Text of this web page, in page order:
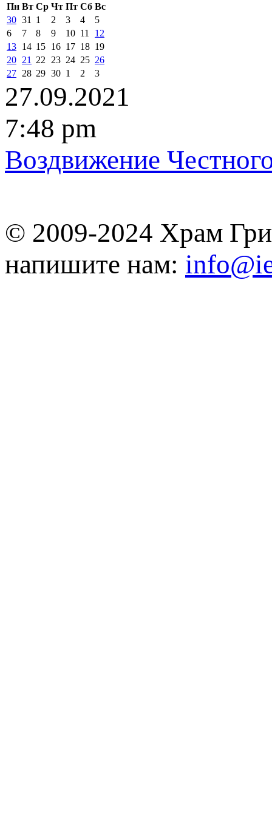
Пн Вт Ср Чт Пт Сб Вс
30 31 1 2 3 4
5
6
7 8 9 10 11
12
13 14 15 16 17 18 19
20 21 22 23 24 25 26
27 28 29 30 1 2 3
27.09.2021
7:48 pm
Вoздвижение
© 2009-2024 Храм
напишите нам: